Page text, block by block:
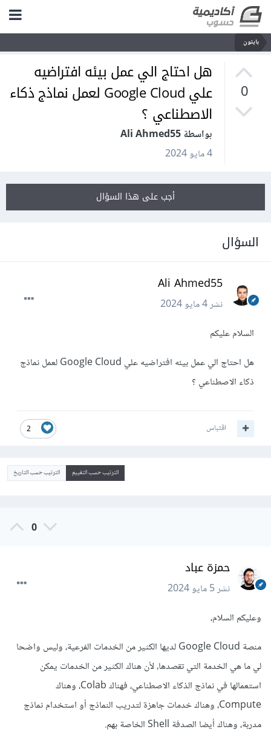
بايثون
0
هل احتاج الي عمل بيئه افتراضيه
علي Google Cloud لعمل نماذج ذكاء
الاصطناعي ؟
بواسطة Ali Ahmed55
4 مايو 2024
أجب على هذا السؤال
السؤال
Ali Ahmed55
نشر4 مايو 2024
السلام عليكم
هل احتاج الي عمل بيئه افتراضيه علي Google Cloud لعمل نماذج
ذكاء الاصطناعي ؟
2 اقتباس
الترتيب حسب التقييم الترتيب حسب التاريخ
0
حمزة عباد
نشر5 مايو 2024
وعليكم السلام،
منصة Google Cloud لديها الكثير من الخدمات الفرعية، وليس واضحا
لي ما هي الخدمة التي تقصدها، لأن هناك الكثير من الخدمات يمكن
استعمالها في نماذج الذكاء الاصطناعي، فهناك Colab، وهناك
Compute، وهناك خدمات جاهزة لتدريب النماذج أو استخدام نماذج
مدربة، وهناك أيضا الصدفة Shell الخاصة بهم.